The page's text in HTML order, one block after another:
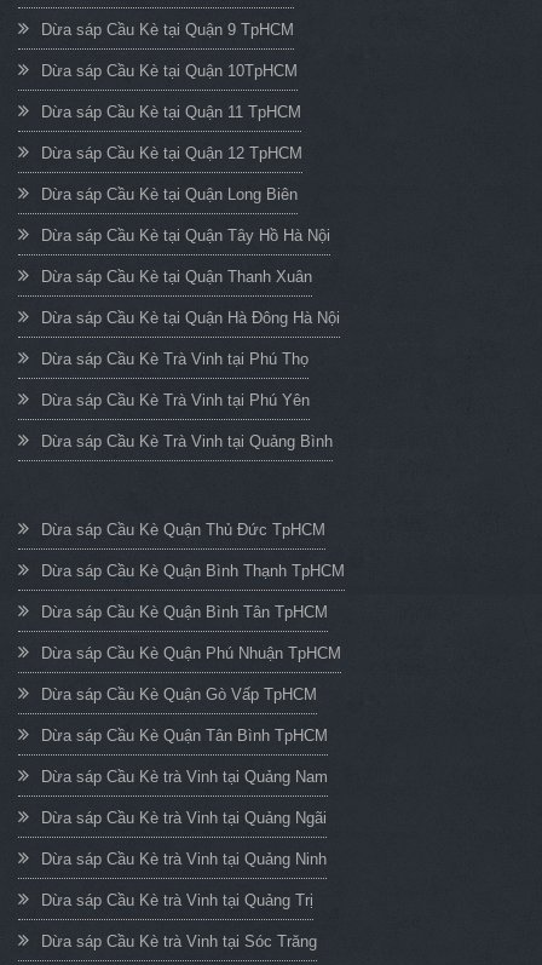
Dừa sáp Cầu Kè tại Quận 9 TpHCM
Dừa sáp Cầu Kè tại Quận 10TpHCM
Dừa sáp Cầu Kè tại Quận 11 TpHCM
Dừa sáp Cầu Kè tại Quận 12 TpHCM
Dừa sáp Cầu Kè tại Quận Long Biên
Dừa sáp Cầu Kè tại Quận Tây Hồ Hà Nội
Dừa sáp Cầu Kè tại Quận Thanh Xuân
Dừa sáp Cầu Kè tại Quận Hà Đông Hà Nội
Dừa sáp Cầu Kè Trà Vinh tại Phú Thọ
Dừa sáp Cầu Kè Trà Vinh tại Phú Yên
Dừa sáp Cầu Kè Trà Vinh tại Quảng Bình
Dừa sáp Cầu Kè Quận Thủ Đức TpHCM
Dừa sáp Cầu Kè Quận Bình Thạnh TpHCM
Dừa sáp Cầu Kè Quận Bình Tân TpHCM
Dừa sáp Cầu Kè Quận Phú Nhuận TpHCM
Dừa sáp Cầu Kè Quận Gò Vấp TpHCM
Dừa sáp Cầu Kè Quận Tân Bình TpHCM
Dừa sáp Cầu Kè trà Vinh tại Quảng Nam
Dừa sáp Cầu Kè trà Vinh tại Quảng Ngãi
Dừa sáp Cầu Kè trà Vinh tại Quảng Ninh
Dừa sáp Cầu Kè trà Vinh tại Quảng Trị
Dừa sáp Cầu Kè trà Vinh tại Sóc Trăng